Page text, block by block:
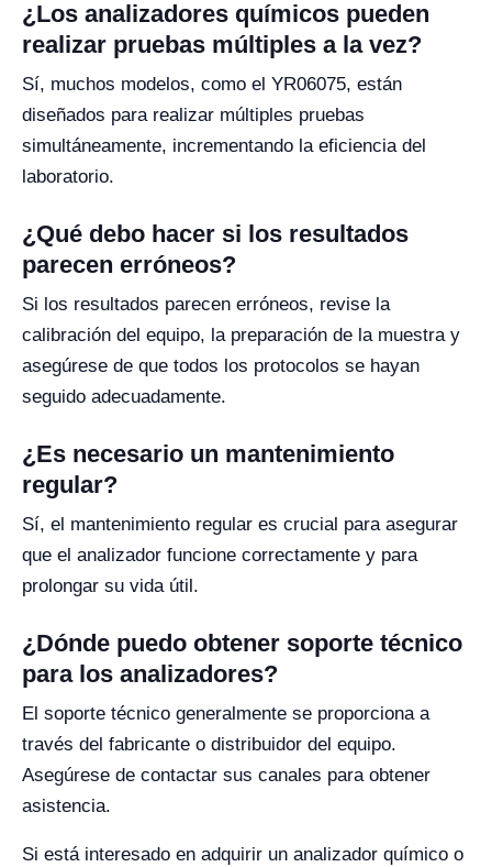
¿Los analizadores químicos pueden
realizar pruebas múltiples a la vez?
Sí, muchos modelos, como el YR06075, están
diseñados para realizar múltiples pruebas
simultáneamente, incrementando la eficiencia del
laboratorio.
¿Qué debo hacer si los resultados
parecen erróneos?
Si los resultados parecen erróneos, revise la
calibración del equipo, la preparación de la muestra y
asegúrese de que todos los protocolos se hayan
seguido adecuadamente.
¿Es necesario un mantenimiento
regular?
Sí, el mantenimiento regular es crucial para asegurar
que el analizador funcione correctamente y para
prolongar su vida útil.
¿Dónde puedo obtener soporte técnico
para los analizadores?
El soporte técnico generalmente se proporciona a
través del fabricante o distribuidor del equipo.
Asegúrese de contactar sus canales para obtener
asistencia.
Si está interesado en adquirir un analizador químico o